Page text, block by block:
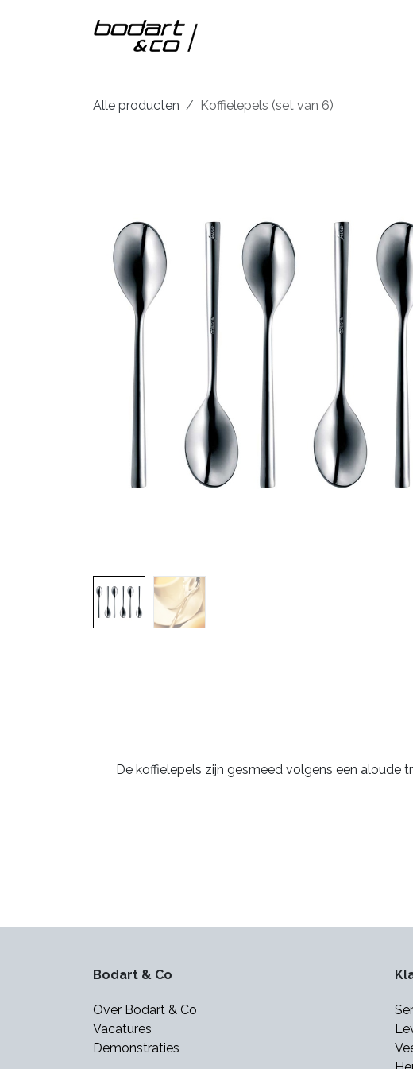
Alle producten Koffielepels (set van 6)
De koffielepels zijn gesmeed volgens een aloude
Bodart & Co
Over Bodart & Co
Vacatures
Demonstraties